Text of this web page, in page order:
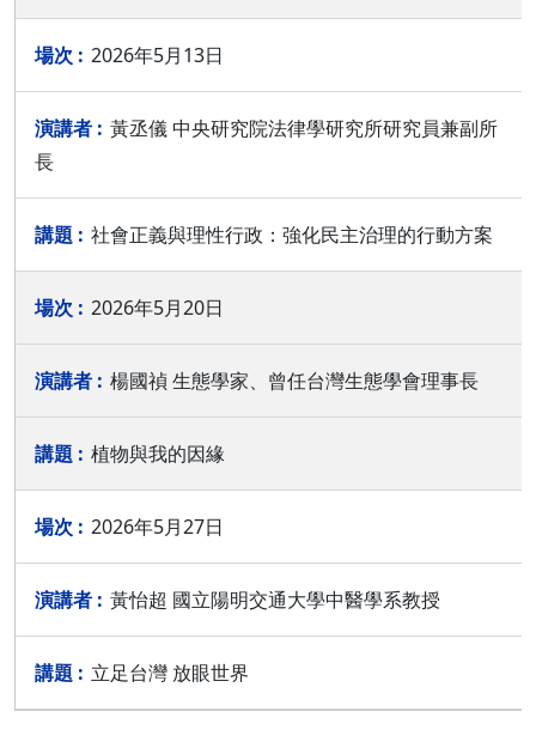
2026年5月13日
黃丞儀 中央研究院法律學研究所研究員兼副所
長
社會正義與理性行政：強化民主治理的行動方案
2026年5月20日
楊國禎 生態學家、曾任台灣生態學會理事長
植物與我的因緣
2026年5月27日
黃怡超 國立陽明交通大學中醫學系教授
立足台灣 放眼世界